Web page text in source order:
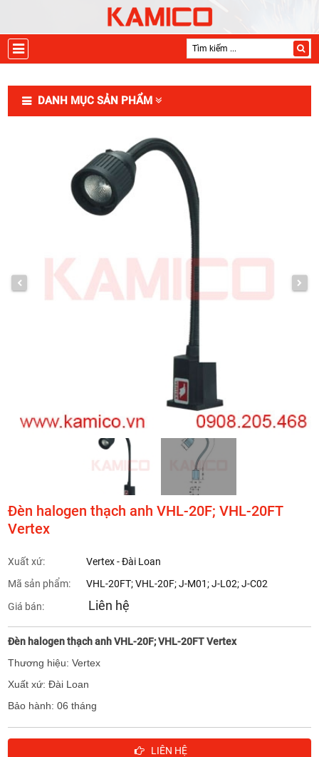
DANH MỤC SẢN PHẨM
Đèn halogen thạch anh VHL-20F; VHL-20FT
Vertex
Xuất xứ:
Vertex - Đài Loan
Mã sản phẩm:
VHL-20FT; VHL-20F; J-M01; J-L02; J-C02
Giá bán:
Liên hệ
Đèn halogen thạch anh VHL-20F; VHL-20FT Vertex
Thương hiệu: Vertex
Xuất xứ: Đài Loan
Bảo hành: 06 tháng
LIÊN HỆ